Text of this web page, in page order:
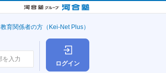
ログイン
教育関係者の方（Kei-Net Plus）